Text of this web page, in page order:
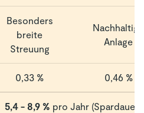
Besonders
breite
Streuung
Nachhaltige
Anlage
0,33 % 0,46 %
5,4 - 8,9 % pro Jahr (Spardauer: